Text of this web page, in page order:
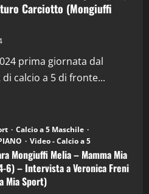
Carciotto (Mongiuffi
prima giornata dal
calcio a 5 di fronte...
Calcio a 5 Maschile
Video - Calcio a 5
Mongiuffi Melia – Mamma Mia
6) – Intervista a Veronica Freni
Mia Sport)
in Podcast: 29^ Puntata
28 Aprile 2026)
2026
in Podcast
in Podcast: 28^ Puntata
21 Aprile 2026)
2026